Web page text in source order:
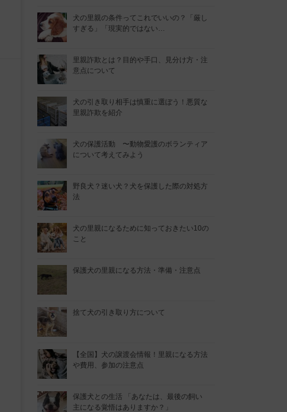
犬の里親の条件ってこれでいいの？「厳し
すぎる」「現実的ではない…
里親詐欺とは？目的や手口、見分け方・注
意点について
犬の引き取り相手は慎重に選ぼう！悪質な
里親詐欺を紹介
犬の保護活動 〜動物愛護のボランティア
について考えてみよう
野良犬？迷い犬？犬を保護した際の対処方
法
犬の里親になるために知っておきたい10の
こと
保護犬の里親になる方法・準備・注意点
捨て犬の引き取り方について
【全国】犬の譲渡会情報！里親になる方法
や費用、参加の注意点
保護犬との生活 「あなたは、最後の飼い
主になる覚悟はありますか？」